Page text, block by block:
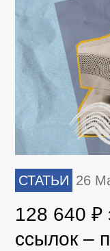
СТАТЬИ 26
128 640 ₽
ссылок –